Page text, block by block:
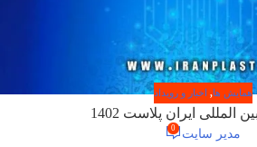
همایش ها, اخبار و رویداد
المللی ایران پلاست 1402
مدیر سایت 0